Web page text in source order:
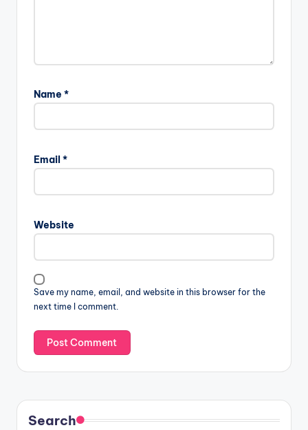
Name *
Email *
Website
Save my name, email, and website in this browser for the
next time I comment.
Search